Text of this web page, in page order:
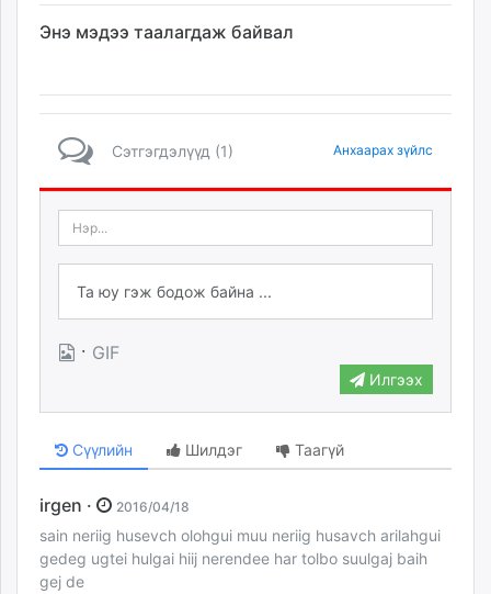
Энэ мэдээ таалагдаж байвал
Сэтгэгдэлүүд (1) Анхаарах зүйлс
· GIF
Илгээх
Сүүлийн Шилдэг Таагүй
irgen · 2016/04/18
sain neriig husevch olohgui muu neriig husavch arilahgui
gedeg ugtei hulgai hiij nerendee har tolbo suulgaj baih
gej de